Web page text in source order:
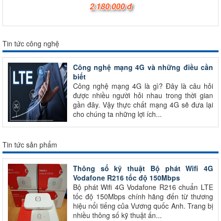
2.180.000 đ
Tin tức công nghệ
Công nghệ mạng 4G và những điều cần
biết
Công nghệ mạng 4G là gì? Đây là câu hỏi
được nhiều người hỏi nhau trong thời gian
gần đây. Vậy thực chất mạng 4G sẽ đưa lại
cho chúng ta những lợi ích...
Tin tức sản phẩm
Thông số kỹ thuật Bộ phát Wifi 4G
Vodafone R216 tốc độ 150Mbps
Bộ phát Wifi 4G Vodafone R216 chuẩn LTE
tốc độ 150Mbps chính hãng đến từ thương
hiệu nổi tiếng của Vương quốc Anh. Trang bị
nhiều thông số kỹ thuật ấn...